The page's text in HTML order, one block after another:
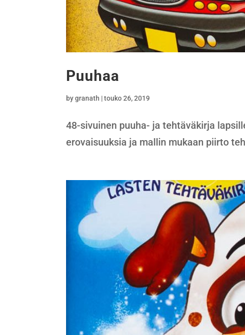
Puuhaa
bygranath |touko 26, 2019
48-sivuinen puuha- ja tehtäväkirja
erovaisuuksia ja mallin mukaan piirto